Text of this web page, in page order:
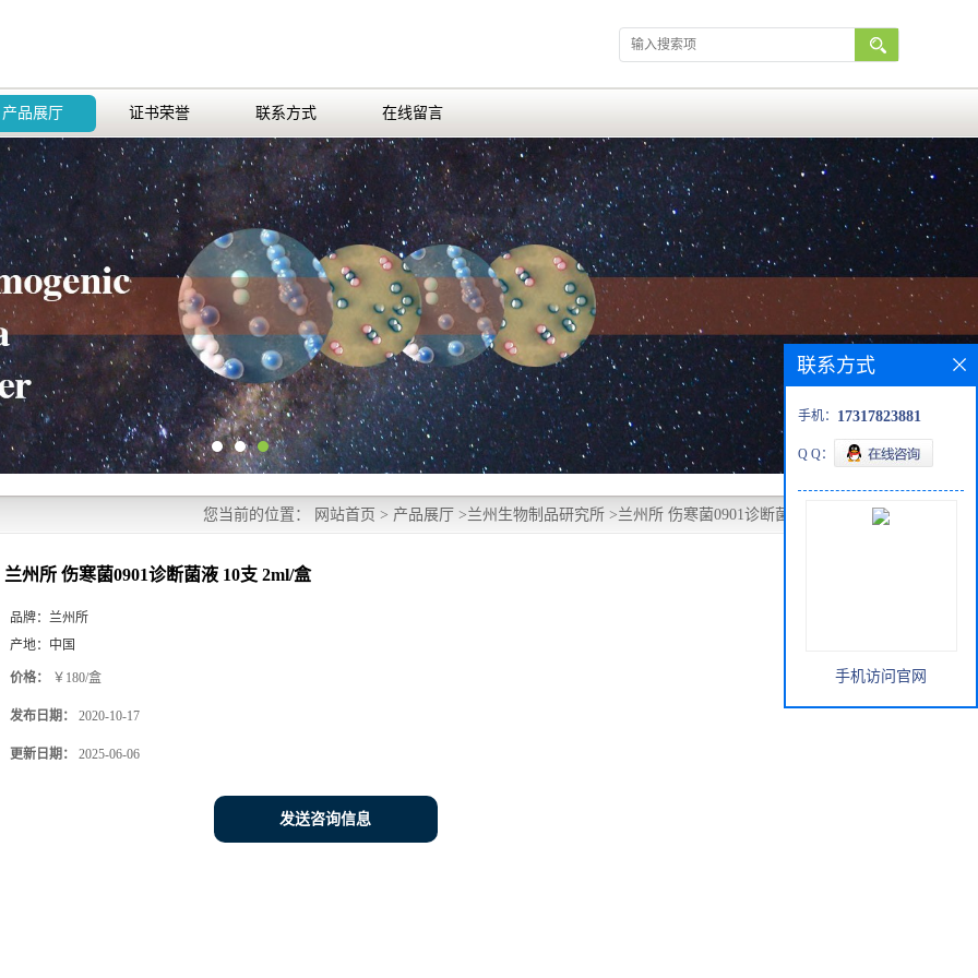
产品展厅 证书荣誉 联系方式 在线留言
您当前的位置： 网站首页 > 产品展厅 >兰州生物制品研究所 >兰州所 伤寒菌0901诊断菌液 10支 2ml/盒
兰州所 伤寒菌0901诊断菌液 10支 2ml/盒
品牌： 兰州所
产地： 中国
价格： ￥180/盒
发布日期： 2020-10-17
更新日期： 2025-06-06
发送咨询信息
联系方式
手机： 17317823881
Q Q：
手机访问官网